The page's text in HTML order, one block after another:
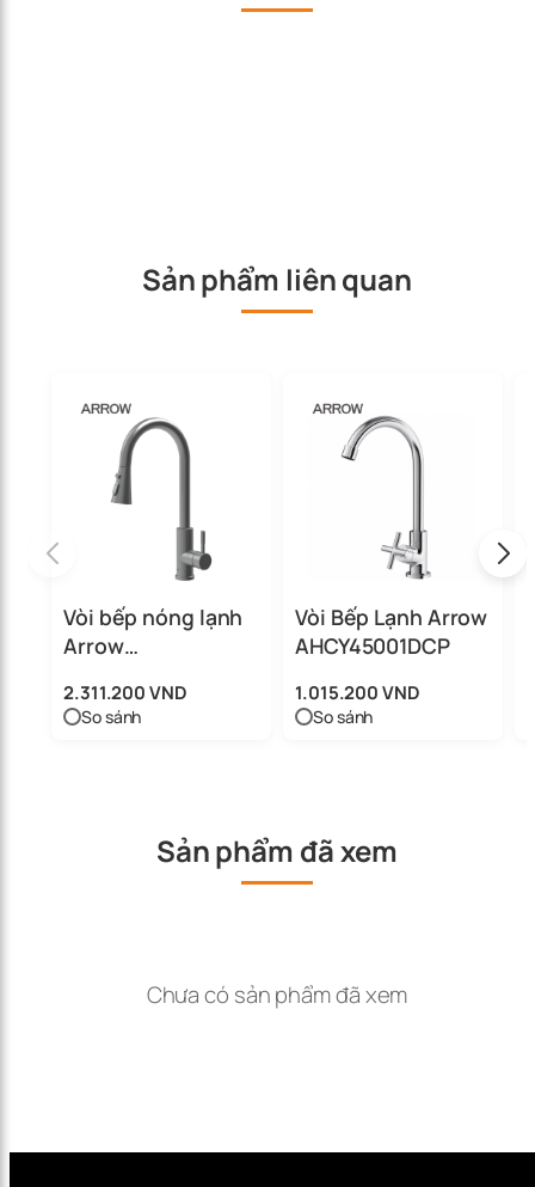
Sản phẩm liên quan
Vòi bếp nóng lạnh
Arrow
2.311.200 VND
So sánh
Vòi Bếp Lạnh Arrow
AHCY45001DCP
1.015.200 VND
So sánh
Sản phẩm đã xem
Chưa có sản phẩm đã xem